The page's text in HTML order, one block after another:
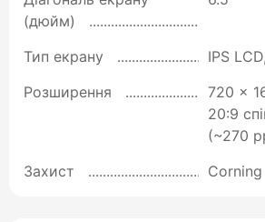
(дюйм)
Тип екрану
IPS
Розширення
720 x
20:9
(~270
Захист